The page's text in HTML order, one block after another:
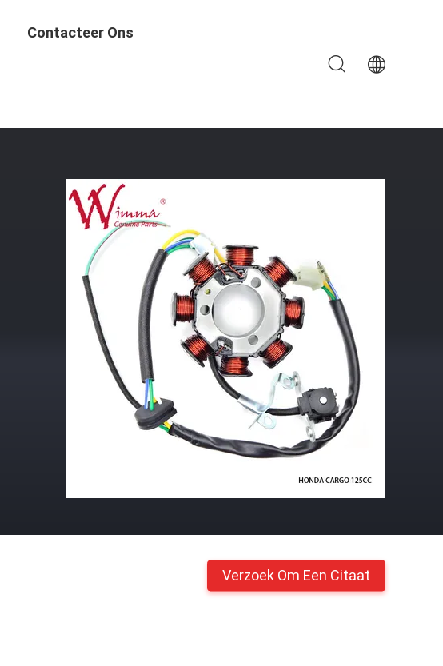
Contacteer Ons
Verzoek Om Een Citaat